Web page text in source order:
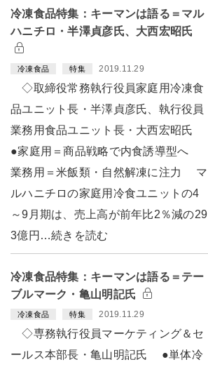
冷凍食品特集：キーマンは語る＝マル
ハニチロ・半澤貞彦氏、大西宏昭氏
冷凍食品 特集 2019.11.29
◇取締役常務執行役員家庭用冷凍食
品ユニット長・半澤貞彦氏、執行役員
業務用食品ユニット長・大西宏昭氏
●家庭用＝商品戦略で内食誘導型へ
業務用＝米飯類・自然解凍に注力 マ
ルハニチロの家庭用冷食ユニットの4
～9月期は、売上高が前年比2％減の29
3億円…続きを読む
冷凍食品特集：キーマンは語る＝テー
ブルマーク・亀山明記氏
冷凍食品 特集 2019.11.29
◇専務執行役員マーケティング＆セ
ールス本部長・亀山明記氏 ●単体冷